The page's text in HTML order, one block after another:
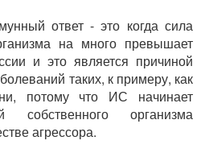
ответ - это когда сила
на много превышает
и это является причиной
таких, к примеру, как
потому что ИС начинает
собственного организма
агрессора.